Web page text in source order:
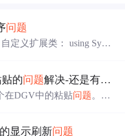
问题
的问题解决-还是有问题
在DGV中的粘贴问题。以
DataGridView1.CellClick
的显示刷新问题